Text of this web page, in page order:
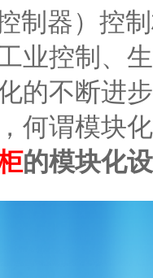
制器）控
业控制、
的不断进
何谓模块
的模块化